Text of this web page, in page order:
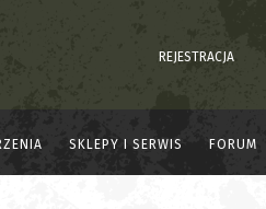
REJESTRACJA
SKLEPY I SERWIS FORUM